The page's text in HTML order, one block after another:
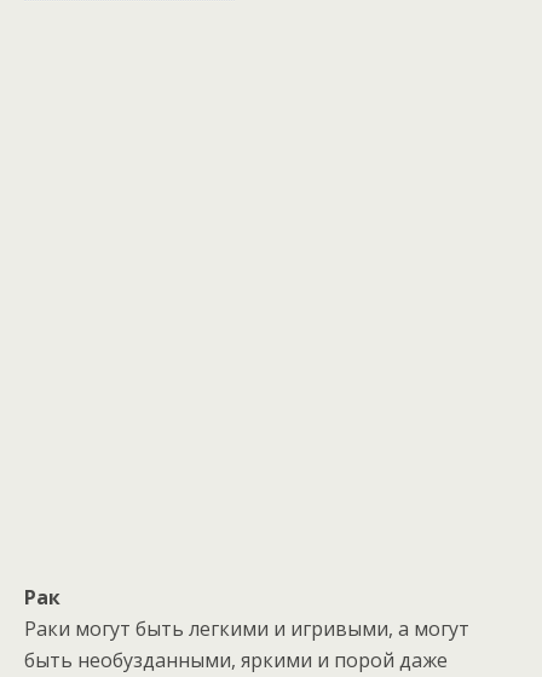
Рак
Раки могут быть легкими и игривыми, а могут
быть необузданными, яркими и порой даже